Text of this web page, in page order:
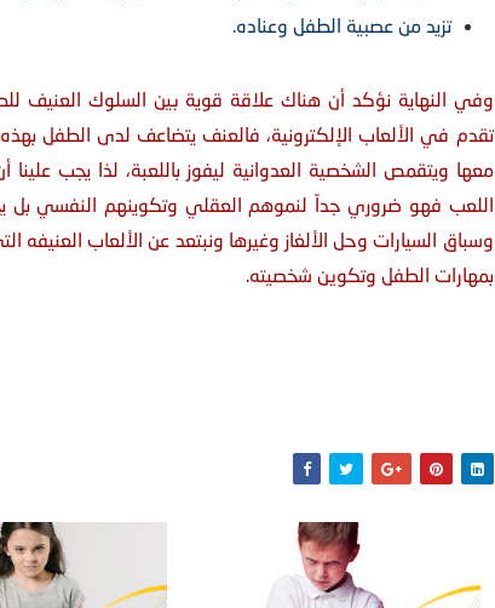
تزيد من عصبية الطفل وعناده.
وفي النهاية نؤكد أن هناك علاقة قوية بين السلوك العنيف
تقدم في الألعاب الإلكترونية، فالعنف يتضاعف لدى الطفل بهذه
معها ويتقمص الشخصية العدوانية ليفوز باللعبة، لذا يجب
اللعب فهو ضروري جداً لنموهم العقلي وتكوينهم النفسي بل
وسباق السيارات وحل الألغاز وغيرها ونبتعد عن الألعاب العنيفه
بمهارات الطفل وتكوين شخصيته.